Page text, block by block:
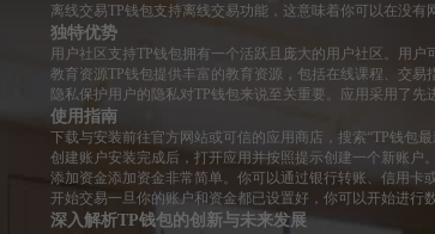
离线交易TP钱包支持离线交易功能，这意味着你可以在没
独特优势
用户社区支持TP钱包拥有一个活跃且庞大的用户社区。用
教育资源TP钱包提供丰富的教育资源，包括在线课程、交
隐私保护用户的隐私对TP钱包来说至关重要。应用采用了
使用指南
下载与安装前往官方网站或可信的应用商店，搜索“TP钱包最
创建账户安装完成后，打开应用并按照提示创建一个新账户
添加资金添加资金非常简单。你可以通过银行转账、信用卡
开始交易一旦你的账户和资金都已设置好，你可以开始进行
深入解析TP钱包的创新与未来发展